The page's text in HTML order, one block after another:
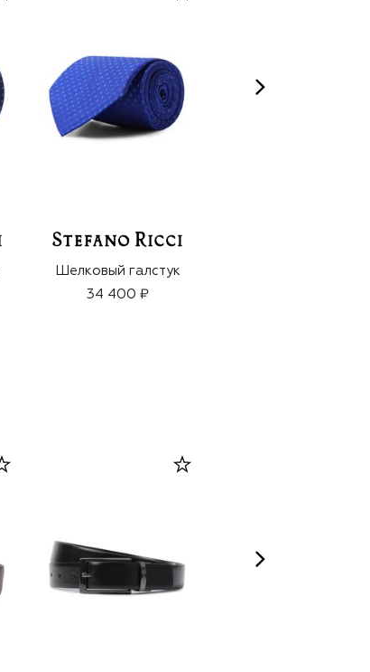
Шелковый галстук
34 400 ₽